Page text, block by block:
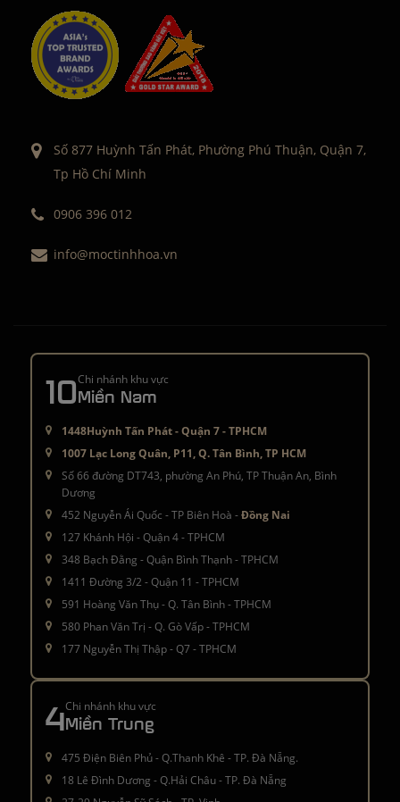
Số 877 Huỳnh Tấn Phát, Phường Phú Thuận, Quận 7,
Tp Hồ Chí Minh
0906 396 012
info@moctinhhoa.vn
10Chi nhánh khu vực
Miền Nam
1448Huỳnh Tấn Phát - Quận 7 - TPHCM
1007 Lạc Long Quân, P11, Q. Tân Bình, TP HCM
Số 66 đường DT743, phường An Phú, TP Thuận An, Bình
Dương
452 Nguyễn Ái Quốc - TP Biên Hoà -Đồng Nai
127 Khánh Hội - Quận 4 - TPHCM
348 Bạch Đằng - Quận Bình Thạnh - TPHCM
1411 Đường 3/2 - Quận 11 - TPHCM
591 Hoàng Văn Thụ - Q. Tân Bình - TPHCM
580 Phan Văn Trị - Q. Gò Vấp - TPHCM
177 Nguyễn Thị Thập - Q7 - TPHCM
4Chi nhánh khu vực
Miền Trung
475 Điện Biên Phủ - Q.Thanh Khê - TP. Đà Nẵng.
18 Lê Đình Dương - Q.Hải Châu - TP. Đà Nẵng